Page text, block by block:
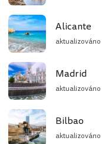
Alicante
aktualizováno
Madrid
aktualizováno
Bilbao
aktualizováno